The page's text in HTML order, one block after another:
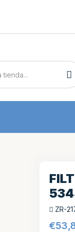
ZR-
€